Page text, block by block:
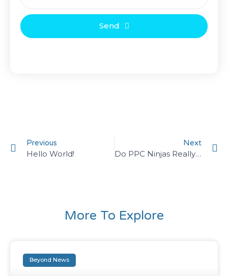
Send
Previous
Hello World!
Next
Do PPC Ninjas Really Exist?
More To Explore
Beyond News